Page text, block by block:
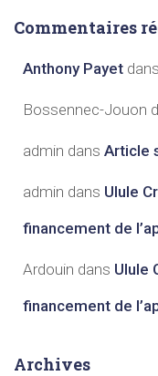
Commentaires
Anthony Payet dans
Bossennec-Jouon
admin dans Article
admin dans Ulule
financement de
Ardouin dans Ulule
financement de
Archives